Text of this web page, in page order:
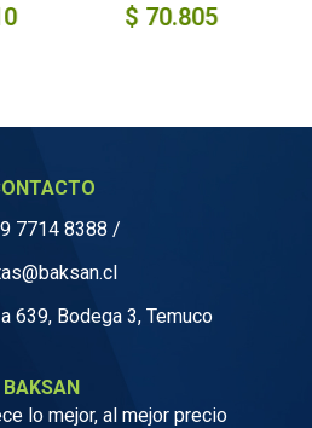
$ 70.805
7714 8388 /
639, Bodega 3, Temuco
BAKSAN
lo mejor, al mejor precio